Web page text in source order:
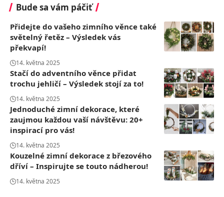
Bude sa vám páčiť
Přidejte do vašeho zimního věnce také
světelný řetěz – Výsledek vás
překvapí!
14. května 2025
Stačí do adventního věnce přidat
trochu jehličí – Výsledek stojí za to!
14. května 2025
Jednoduché zimní dekorace, které
zaujmou každou vaší návštěvu: 20+
inspirací pro vás!
14. května 2025
Kouzelné zimní dekorace z březového
dříví – Inspirujte se touto nádherou!
14. května 2025